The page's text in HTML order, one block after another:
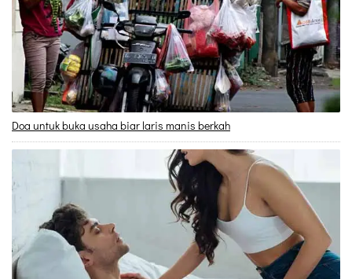
Doa untuk buka usaha biar laris manis berkah